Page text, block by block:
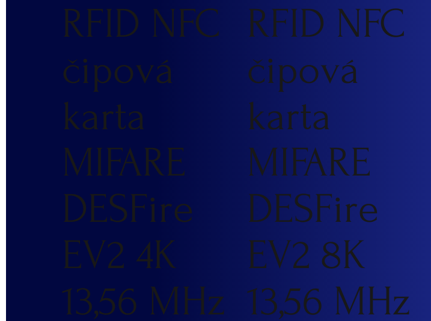
RFID NFC
čipová
karta
MIFARE
DESFire
EV2 4K
13,56 MHz
RFID NFC
čipová
karta
MIFARE
DESFire
EV2 8K
13,56 MHz